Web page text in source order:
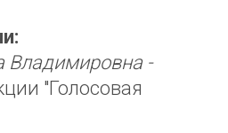
Владимировна -
"Голосовая